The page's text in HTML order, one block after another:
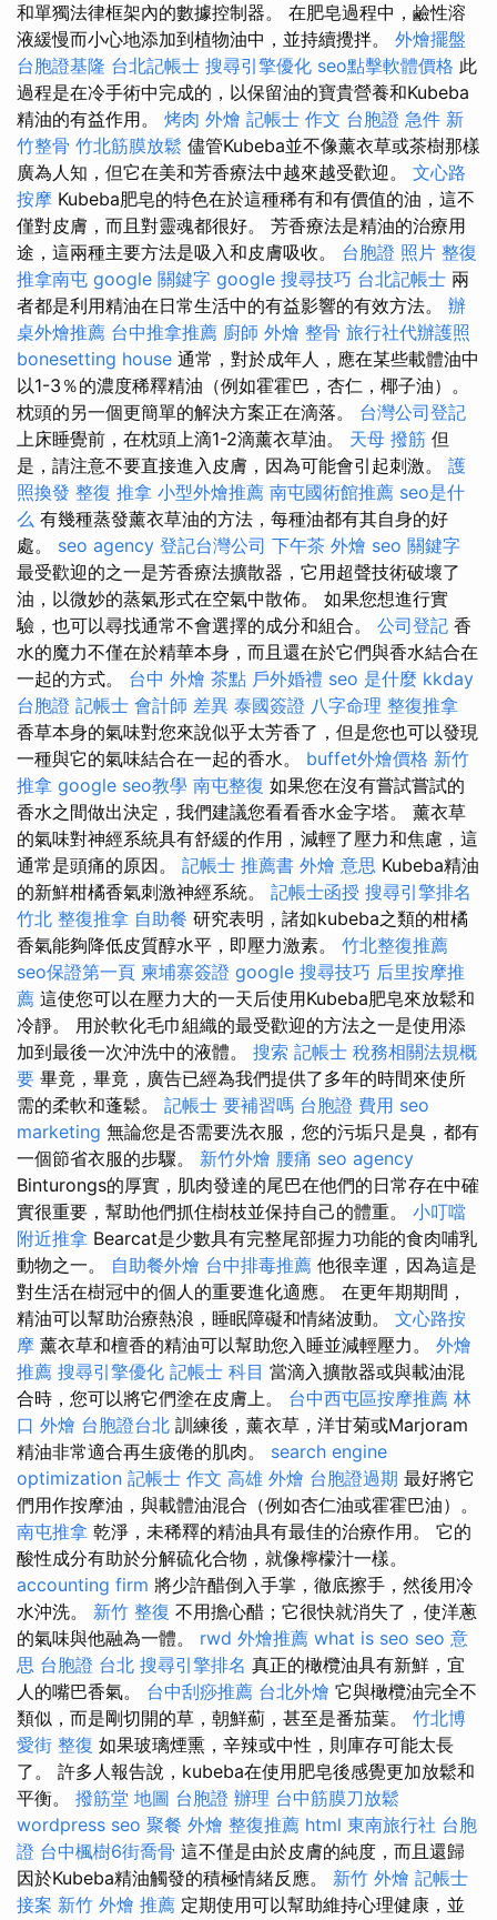
和單獨法律框架內的數據控制器。 在肥皂過程中，鹼性溶
液緩慢而小心地添加到植物油中，並持續攪拌。 外燴擺盤
台胞證基隆 台北記帳士 搜尋引擎優化 seo點擊軟體價格 此
過程是在冷手術中完成的，以保留油的寶貴營養和Kubeba
精油的有益作用。 烤肉 外燴 記帳士 作文 台胞證 急件 新
竹整骨 竹北筋膜放鬆 儘管Kubeba並不像薰衣草或茶樹那樣
廣為人知，但它在美和芳香療法中越來越受歡迎。 文心路
按摩 Kubeba肥皂的特色在於這種稀有和有價值的油，這不
僅對皮膚，而且對靈魂都很好。 芳香療法是精油的治療用
途，這兩種主要方法是吸入和皮膚吸收。 台胞證 照片 整復
推拿南屯 google 關鍵字 google 搜尋技巧 台北記帳士 兩
者都是利用精油在日常生活中的有益影響的有效方法。 辦
桌外燴推薦 台中推拿推薦 廚師 外燴 整骨 旅行社代辦護照
bonesetting house 通常，對於成年人，應在某些載體油中
以1-3％的濃度稀釋精油（例如霍霍巴，杏仁，椰子油）。
枕頭的另一個更簡單的解決方案正在滴落。 台灣公司登記
上床睡覺前，在枕頭上滴1-2滴薰衣草油。 天母 撥筋 但
是，請注意不要直接進入皮膚，因為可能會引起刺激。 護
照換發 整復 推拿 小型外燴推薦 南屯國術館推薦 seo是什
么 有幾種蒸發薰衣草油的方法，每種油都有其自身的好
處。 seo agency 登記台灣公司 下午茶 外燴 seo 關鍵字
最受歡迎的之一是芳香療法擴散器，它用超聲技術破壞了
油，以微妙的蒸氣形式在空氣中散佈。 如果您想進行實
驗，也可以尋找通常不會選擇的成分和組合。 公司登記 香
水的魔力不僅在於精華本身，而且還在於它們與香水結合在
一起的方式。 台中 外燴 茶點 戶外婚禮 seo 是什麼 kkday
台胞證 記帳士 會計師 差異 泰國簽證 八字命理 整復推拿
香草本身的氣味對您來說似乎太芳香了，但是您也可以發現
一種與它的氣味結合在一起的香水。 buffet外燴價格 新竹
推拿 google seo教學 南屯整復 如果您在沒有嘗試嘗試的
香水之間做出決定，我們建議您看看香水金字塔。 薰衣草
的氣味對神經系統具有舒緩的作用，減輕了壓力和焦慮，這
通常是頭痛的原因。 記帳士 推薦書 外燴 意思 Kubeba精油
的新鮮柑橘香氣刺激神經系統。 記帳士函授 搜尋引擎排名
竹北 整復推拿 自助餐 研究表明，諸如kubeba之類的柑橘
香氣能夠降低皮質醇水平，即壓力激素。 竹北整復推薦
seo保證第一頁 柬埔寨簽證 google 搜尋技巧 后里按摩推
薦 這使您可以在壓力大的一天后使用Kubeba肥皂來放鬆和
冷靜。 用於軟化毛巾組織的最受歡迎的方法之一是使用添
加到最後一次沖洗中的液體。 搜索 記帳士 稅務相關法規概
要 畢竟，畢竟，廣告已經為我們提供了多年的時間來使所
需的柔軟和蓬鬆。 記帳士 要補習嗎 台胞證 費用 seo
marketing 無論您是否需要洗衣服，您的污垢只是臭，都有
一個節省衣服的步驟。 新竹外燴 腰痛 seo agency
Binturongs的厚實，肌肉發達的尾巴在他們的日常存在中確
實很重要，幫助他們抓住樹枝並保持自己的體重。 小叮噹
附近推拿 Bearcat是少數具有完整尾部握力功能的食肉哺乳
動物之一。 自助餐外燴 台中排毒推薦 他很幸運，因為這是
對生活在樹冠中的個人的重要進化適應。 在更年期期間，
精油可以幫助治療熱浪，睡眠障礙和情緒波動。 文心路按
摩 薰衣草和檀香的精油可以幫助您入睡並減輕壓力。 外燴
推薦 搜尋引擎優化 記帳士 科目 當滴入擴散器或與載油混
合時，您可以將它們塗在皮膚上。 台中西屯區按摩推薦 林
口 外燴 台胞證台北 訓練後，薰衣草，洋甘菊或Marjoram
精油非常適合再生疲倦的肌肉。 search engine
optimization 記帳士 作文 高雄 外燴 台胞證過期 最好將它
們用作按摩油，與載體油混合（例如杏仁油或霍霍巴油）。
南屯推拿 乾淨，未稀釋的精油具有最佳的治療作用。 它的
酸性成分有助於分解硫化合物，就像檸檬汁一樣。
accounting firm 將少許醋倒入手掌，徹底擦手，然後用冷
水沖洗。 新竹 整復 不用擔心醋；它很快就消失了，使洋蔥
的氣味與他融為一體。 rwd 外燴推薦 what is seo seo 意
思 台胞證 台北 搜尋引擎排名 真正的橄欖油具有新鮮，宜
人的嘴巴香氣。 台中刮痧推薦 台北外燴 它與橄欖油完全不
類似，而是剛切開的草，朝鮮薊，甚至是番茄葉。 竹北博
愛街 整復 如果玻璃煙熏，辛辣或中性，則庫存可能太長
了。 許多人報告說，kubeba在使用肥皂後感覺更加放鬆和
平衡。 撥筋堂 地圖 台胞證 辦理 台中筋膜刀放鬆
wordpress seo 聚餐 外燴 整復推薦 html 東南旅行社 台胞
證 台中楓樹6街喬骨 這不僅是由於皮膚的純度，而且還歸
因於Kubeba精油觸發的積極情緒反應。 新竹 外燴 記帳士
接案 新竹 外燴 推薦 定期使用可以幫助維持心理健康，並